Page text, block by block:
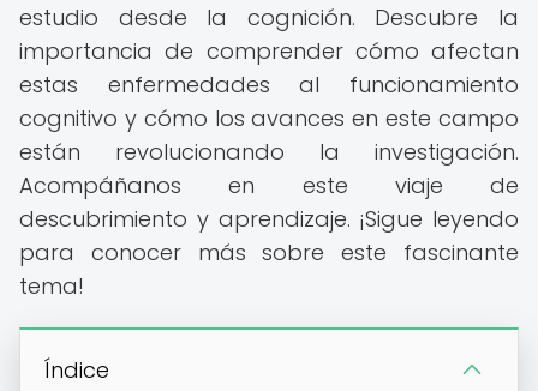
estudio desde la cognición. Descubre la
importancia de comprender cómo afectan
estas enfermedades al funcionamiento
cognitivo y cómo los avances en este campo
están revolucionando la investigación.
Acompáñanos en este viaje de
descubrimiento y aprendizaje. ¡Sigue leyendo
para conocer más sobre este fascinante
tema!
Índice